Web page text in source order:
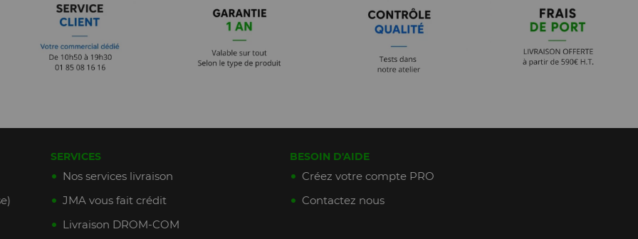
SERVICES
Nos services livraison
JMA vous fait crédit
Livraison DROM-COM
BESOIN D'AIDE
Créez votre compte PRO
Contactez nous